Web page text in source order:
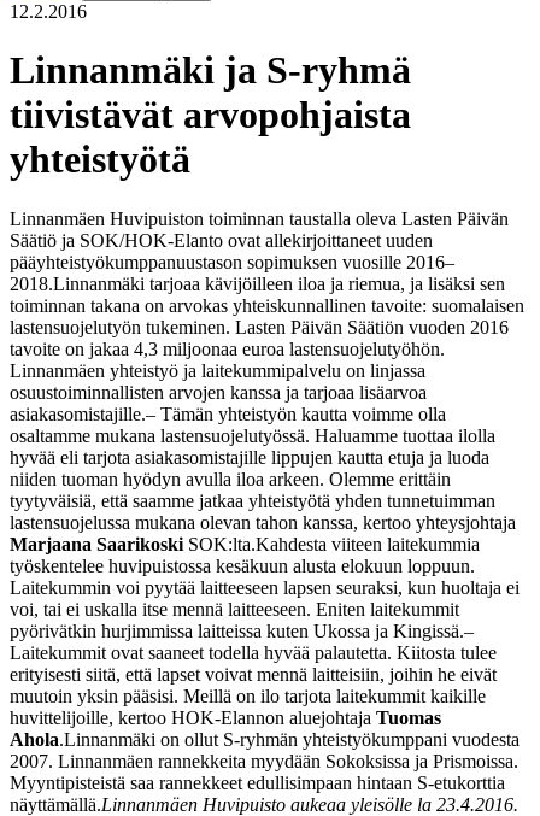
12.2.2016
Linnanmäki ja S-ryhmä
tiivistävät arvopohjaista
yhteistyötä
Linnanmäen Huvipuiston toiminnan taustalla oleva Lasten Päivän
Säätiö ja SOK/HOK-Elanto ovat allekirjoittaneet uuden
pääyhteistyökumppanuustason sopimuksen vuosille 2016–
2018.Linnanmäki tarjoaa kävijöilleen iloa ja riemua, ja lisäksi sen
toiminnan takana on arvokas yhteiskunnallinen tavoite: suomalaisen
lastensuojelutyön tukeminen. Lasten Päivän Säätiön vuoden 2016
tavoite on jakaa 4,3 miljoonaa euroa lastensuojelutyöhön.
Linnanmäen yhteistyö ja laitekummipalvelu on linjassa
osuustoiminnallisten arvojen kanssa ja tarjoaa lisäarvoa
asiakasomistajille.– Tämän yhteistyön kautta voimme olla
osaltamme mukana lastensuojelutyössä. Haluamme tuottaa ilolla
hyvää eli tarjota asiakasomistajille lippujen kautta etuja ja luoda
niiden tuoman hyödyn avulla iloa arkeen. Olemme erittäin
tyytyväisiä, että saamme jatkaa yhteistyötä yhden tunnetuimman
lastensuojelussa mukana olevan tahon kanssa, kertoo yhteysjohtaja
Marjaana Saarikoski SOK:lta.Kahdesta viiteen laitekummia
työskentelee huvipuistossa kesäkuun alusta elokuun loppuun.
Laitekummin voi pyytää laitteeseen lapsen seuraksi, kun huoltaja ei
voi, tai ei uskalla itse mennä laitteeseen. Eniten laitekummit
pyörivätkin hurjimmissa laitteissa kuten Ukossa ja Kingissä.–
Laitekummit ovat saaneet todella hyvää palautetta. Kiitosta tulee
erityisesti siitä, että lapset voivat mennä laitteisiin, joihin he eivät
muutoin yksin pääsisi. Meillä on ilo tarjota laitekummit kaikille
huvittelijoille, kertoo HOK-Elannon aluejohtaja Tuomas
Ahola.Linnanmäki on ollut S-ryhmän yhteistyökumppani vuodesta
2007. Linnanmäen rannekkeita myydään Sokoksissa ja Prismoissa.
Myyntipisteistä saa rannekkeet edullisimpaan hintaan S-etukorttia
näyttämällä.Linnanmäen Huvipuisto aukeaa yleisölle la 23.4.2016.